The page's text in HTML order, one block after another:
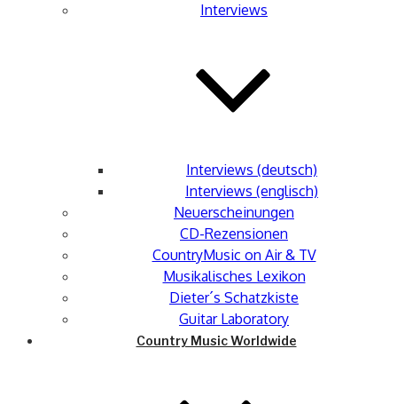
Interviews
Interviews (deutsch)
Interviews (englisch)
Neuerscheinungen
CD-Rezensionen
CountryMusic on Air & TV
Musikalisches Lexikon
Dieter´s Schatzkiste
Guitar Laboratory
Country Music Worldwide